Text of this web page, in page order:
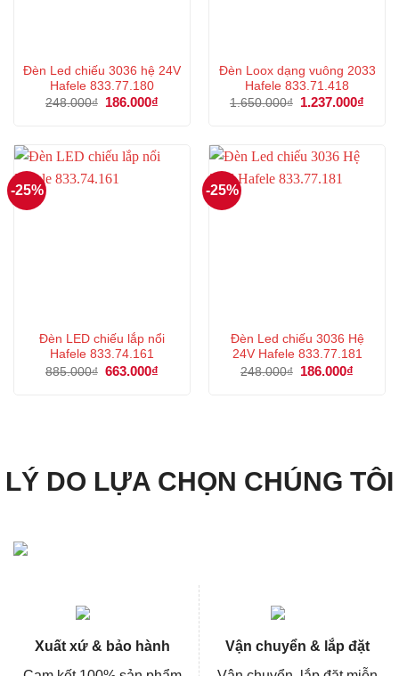
Đèn Led chiếu 3036 hệ 24V
Hafele 833.77.180
248.000₫
Giá
186.000₫
186.000₫.
Đèn Loox dạng vuông 2033
Hafele 833.71.418
1.650.000₫
Giá
1.237.000₫
-25%
Đèn LED chiếu lắp nổi
Hafele 833.74.161
885.000₫ Giá
663.000₫
-25%
Đèn Led chiếu 3036 Hệ
24V Hafele 833.77.181
248.000₫
Giá
186.000₫
LÝ DO LỰA CHỌN CHÚNG TÔI
Xuất xứ & bảo hành
Vận chuyển & lắp đặt